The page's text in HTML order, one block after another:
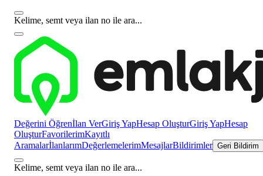
Kelime, semt veya ilan no ile ara...
Değerini Öğrenİlan VerGiriş YapHesap OluşturGiriş YapHesap
OluşturFavorilerimKayıtlı
AramalarİlanlarımDeğerlemelerimMesajlarBildirimler Geri Bildirim
Kelime, semt veya ilan no ile ara...